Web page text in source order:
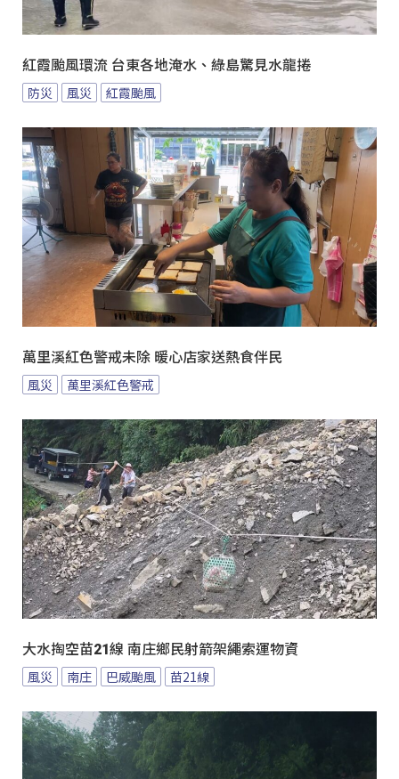
紅霞颱風環流 台東各地淹水、綠島驚見水龍捲
防災 風災 紅霞颱風
萬里溪紅色警戒未除 暖心店家送熱食伴民
風災 萬里溪紅色警戒
大水掏空苗21線 南庄鄉民射箭架繩索運物資
風災 南庄 巴威颱風 苗21線